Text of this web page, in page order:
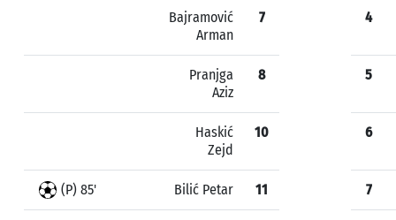
Bajramović
Arman
7
Pranjga
Aziz
8
Haskić
Zejd
10
(P) 85' Bilić Petar 11
4
5
6
7